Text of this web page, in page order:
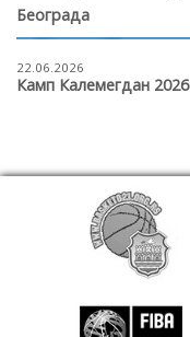
Београда
22.06.2026
Камп Калемегдан 2026